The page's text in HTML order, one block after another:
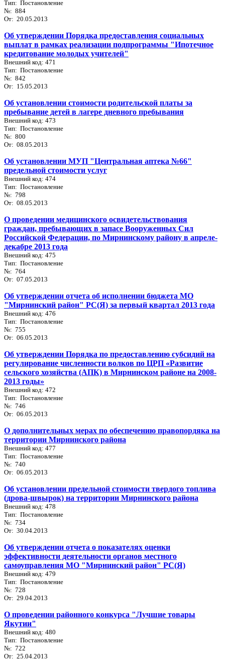
Тип: Постановление
№: 884
От: 20.05.2013
Об утверждении Порядка предоставления социальных
выплат в рамках реализации подпрограммы "Ипотечное
кредитование молодых учителей"
Внешний код: 471
Тип: Постановление
№: 842
От: 15.05.2013
Об установлении стоимости родительской платы за
пребывание детей в лагере дневного пребывания
Внешний код: 473
Тип: Постановление
№: 800
От: 08.05.2013
Об установлении МУП "Центральная аптека №66"
предельной стоимости услуг
Внешний код: 474
Тип: Постановление
№: 798
От: 08.05.2013
О проведении медицинского освидетельствования
граждан, пребывающих в запасе Вооруженных Сил
Российской Федерации, по Мирнинскому району в апреле-
декабре 2013 года
Внешний код: 475
Тип: Постановление
№: 764
От: 07.05.2013
Об утверждении отчета об исполнении бюджета МО
"Мирнинский район" РС(Я) за первый квартал 2013 года
Внешний код: 476
Тип: Постановление
№: 755
От: 06.05.2013
Об утверждении Порядка по предоставлению субсидий на
регулирование численности волков по ЦРП «Развитие
сельского хозяйства (АПК) в Мирнинском районе на 2008-
2013 годы»
Внешний код: 472
Тип: Постановление
№: 746
От: 06.05.2013
О дополнительных мерах по обеспечению правопордяка на
территории Мирнинского района
Внешний код: 477
Тип: Постановление
№: 740
От: 06.05.2013
Об установлении предельной стоимости твердого топлива
(дрова-швырок) на территории Мирнинского района
Внешний код: 478
Тип: Постановление
№: 734
От: 30.04.2013
Об утверждении отчета о показателях оценки
эффективности деятельности органов местного
самоуправления МО "Мирнинский район" РС(Я)
Внешний код: 479
Тип: Постановление
№: 728
От: 29.04.2013
О проведении районного конкурса "Лучшие товары
Якутии"
Внешний код: 480
Тип: Постановление
№: 722
От: 25.04.2013